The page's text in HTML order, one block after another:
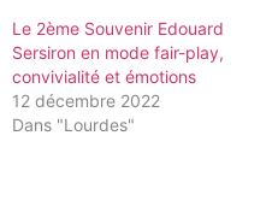
Le 2ème Souvenir Edouard
Sersiron en mode fair-play,
convivialité et émotions
12 décembre 2022
Dans "Lourdes"